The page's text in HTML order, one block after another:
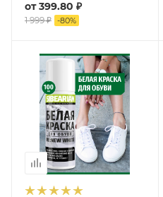
от399.80 ₽
1 999 ₽ -80%